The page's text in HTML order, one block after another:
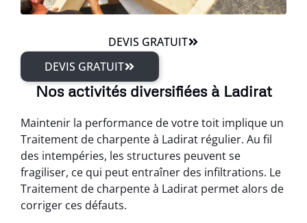
DEVIS GRATUIT
DEVIS GRATUIT
Nos activités diversifiées à Ladirat
Maintenir la performance de votre toit implique un
Traitement de charpente à Ladirat régulier. Au fil
des intempéries, les structures peuvent se
fragiliser, ce qui peut entraîner des infiltrations. Le
Traitement de charpente à Ladirat permet alors de
corriger ces défauts.